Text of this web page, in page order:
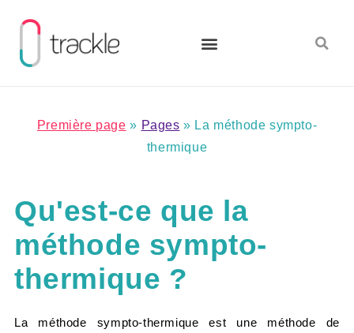
contenu
Première page » Pages » La méthode sympto-
thermique
Qu'est-ce que la
méthode sympto-
thermique ?
La méthode sympto-thermique est une méthode de